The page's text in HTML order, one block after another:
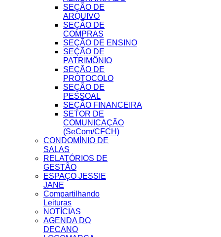
SEÇÃO DE
ARQUIVO
SEÇÃO DE
COMPRAS
SEÇÃO DE ENSINO
SEÇÃO DE
PATRIMÔNIO
SEÇÃO DE
PROTOCOLO
SEÇÃO DE
PESSOAL
SEÇÃO FINANCEIRA
SETOR DE
COMUNICAÇÃO
(SeCom/CFCH)
CONDOMÍNIO DE
SALAS
RELATÓRIOS DE
GESTÃO
ESPAÇO JESSIE
JANE
Compartilhando
Leituras
NOTÍCIAS
AGENDA DO
DECANO